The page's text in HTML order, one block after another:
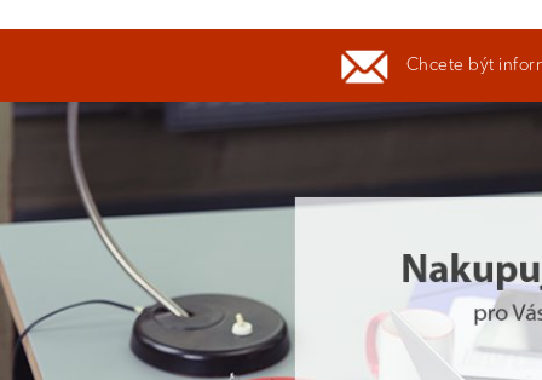
Chcete být